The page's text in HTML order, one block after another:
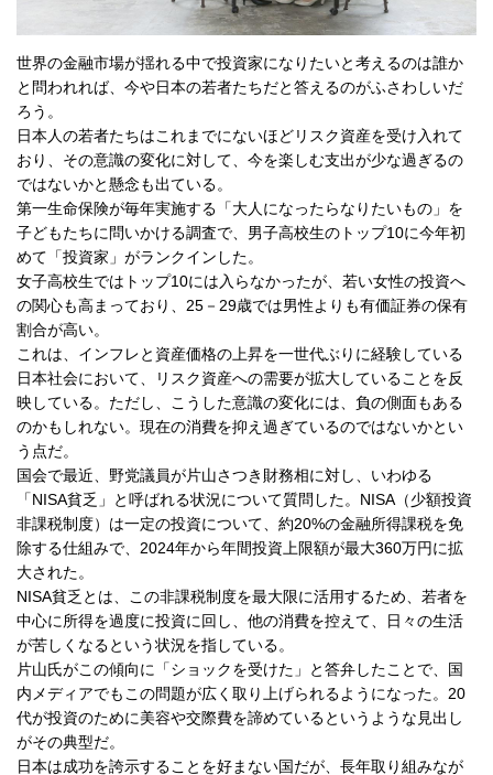
世界の金融市場が揺れる中で投資家になりたいと考えるのは誰か
と問われれば、今や日本の若者たちだと答えるのがふさわしいだ
ろう。
日本人の若者たちはこれまでにないほどリスク資産を受け入れて
おり、その意識の変化に対して、今を楽しむ支出が少な過ぎるの
ではないかと懸念も出ている。
第一生命保険が毎年実施する「大人になったらなりたいもの」を
子どもたちに問いかける調査で、男子高校生のトップ10に今年初
めて「投資家」がランクインした。
女子高校生ではトップ10には入らなかったが、若い女性の投資へ
の関心も高まっており、25－29歳では男性よりも有価証券の保有
割合が高い。
これは、インフレと資産価格の上昇を一世代ぶりに経験している
日本社会において、リスク資産への需要が拡大していることを反
映している。ただし、こうした意識の変化には、負の側面もある
のかもしれない。現在の消費を抑え過ぎているのではないかとい
う点だ。
国会で最近、野党議員が片山さつき財務相に対し、いわゆる
「NISA貧乏」と呼ばれる状況について質問した。NISA（少額投資
非課税制度）は一定の投資について、約20%の金融所得課税を免
除する仕組みで、2024年から年間投資上限額が最大360万円に拡
大された。
NISA貧乏とは、この非課税制度を最大限に活用するため、若者を
中心に所得を過度に投資に回し、他の消費を控えて、日々の生活
が苦しくなるという状況を指している。
片山氏がこの傾向に「ショックを受けた」と答弁したことで、国
内メディアでもこの問題が広く取り上げられるようになった。20
代が投資のために美容や交際費を諦めているというような見出し
がその典型だ。
日本は成功を誇示することを好まない国だが、長年取り組みなが